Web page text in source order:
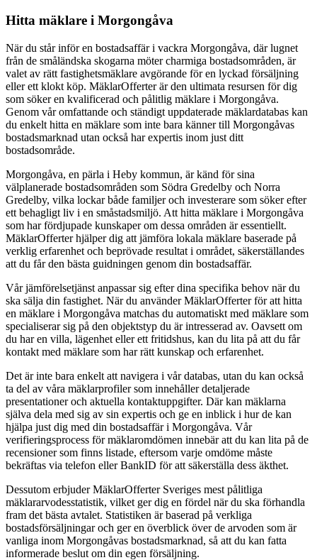
Hitta mäklare i Morgongåva
När du står inför en bostadsaffär i vackra Morgongåva, där lugnet
från de småländska skogarna möter charmiga bostadsområden, är
valet av rätt fastighetsmäklare avgörande för en lyckad försäljning
eller ett klokt köp. MäklarOfferter är den ultimata resursen för dig
som söker en kvalificerad och pålitlig mäklare i Morgongåva.
Genom vår omfattande och ständigt uppdaterade mäklardatabas kan
du enkelt hitta en mäklare som inte bara känner till Morgongåvas
bostadsmarknad utan också har expertis inom just ditt
bostadsområde.
Morgongåva, en pärla i Heby kommun, är känd för sina
välplanerade bostadsområden som Södra Gredelby och Norra
Gredelby, vilka lockar både familjer och investerare som söker efter
ett behagligt liv i en småstadsmiljö. Att hitta mäklare i Morgongåva
som har fördjupade kunskaper om dessa områden är essentiellt.
MäklarOfferter hjälper dig att jämföra lokala mäklare baserade på
verklig erfarenhet och beprövade resultat i området, säkerställandes
att du får den bästa guidningen genom din bostadsaffär.
Vår jämförelsetjänst anpassar sig efter dina specifika behov när du
ska sälja din fastighet. När du använder MäklarOfferter för att hitta
en mäklare i Morgongåva matchas du automatiskt med mäklare som
specialiserar sig på den objektstyp du är intresserad av. Oavsett om
du har en villa, lägenhet eller ett fritidshus, kan du lita på att du får
kontakt med mäklare som har rätt kunskap och erfarenhet.
Det är inte bara enkelt att navigera i vår databas, utan du kan också
ta del av våra mäklarprofiler som innehåller detaljerade
presentationer och aktuella kontaktuppgifter. Där kan mäklarna
själva dela med sig av sin expertis och ge en inblick i hur de kan
hjälpa just dig med din bostadsaffär i Morgongåva. Vår
verifieringsprocess för mäklaromdömen innebär att du kan lita på de
recensioner som finns listade, eftersom varje omdöme måste
bekräftas via telefon eller BankID för att säkerställa dess äkthet.
Dessutom erbjuder MäklarOfferter Sveriges mest pålitliga
mäklararvodesstatistik, vilket ger dig en fördel när du ska förhandla
fram det bästa avtalet. Statistiken är baserad på verkliga
bostadsförsäljningar och ger en överblick över de arvoden som är
vanliga inom Morgongåvas bostadsmarknad, så att du kan fatta
informerade beslut om din egen försäljning.